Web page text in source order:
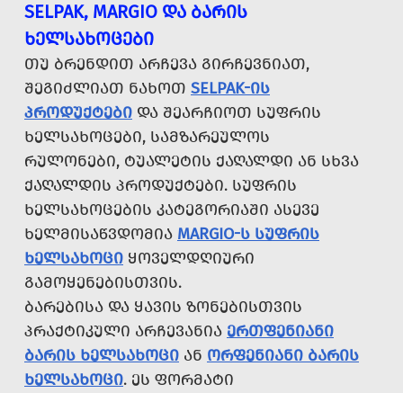
SELPAK, MARGIO ᲓᲐ ᲑᲐᲠᲘᲡ
ᲮᲔᲚᲡᲐᲮᲝᲪᲔᲑᲘ
ᲗᲣ ᲑᲠᲔᲜᲓᲘᲗ ᲐᲠᲩᲔᲕᲐ ᲒᲘᲠᲩᲔᲕᲜᲘᲐᲗ,
ᲨᲔᲒᲘᲫᲚᲘᲐᲗ ᲜᲐᲮᲝᲗ SELPAK-ᲘᲡ
ᲞᲠᲝᲓᲣᲥᲢᲔᲑᲘ ᲓᲐ ᲨᲔᲐᲠᲩᲘᲝᲗ ᲡᲣᲤᲠᲘᲡ
ᲮᲔᲚᲡᲐᲮᲝᲪᲔᲑᲘ, ᲡᲐᲛᲖᲐᲠᲔᲣᲚᲝᲡ
ᲠᲣᲚᲝᲜᲔᲑᲘ, ᲢᲣᲐᲚᲔᲢᲘᲡ ᲥᲐᲦᲐᲚᲓᲘ ᲐᲜ ᲡᲮᲕᲐ
ᲥᲐᲦᲐᲚᲓᲘᲡ ᲞᲠᲝᲓᲣᲥᲢᲔᲑᲘ. ᲡᲣᲤᲠᲘᲡ
ᲮᲔᲚᲡᲐᲮᲝᲪᲔᲑᲘᲡ ᲙᲐᲢᲔᲒᲝᲠᲘᲐᲨᲘ ᲐᲡᲔᲕᲔ
ᲮᲔᲚᲛᲘᲡᲐᲬᲕᲓᲝᲛᲘᲐ MARGIO-Ს ᲡᲣᲤᲠᲘᲡ
ᲮᲔᲚᲡᲐᲮᲝᲪᲘ ᲧᲝᲕᲔᲚᲓᲦᲘᲣᲠᲘ
ᲒᲐᲛᲝᲧᲔᲜᲔᲑᲘᲡᲗᲕᲘᲡ.
ᲑᲐᲠᲔᲑᲘᲡᲐ ᲓᲐ ᲧᲐᲕᲘᲡ ᲖᲝᲜᲔᲑᲘᲡᲗᲕᲘᲡ
ᲞᲠᲐᲥᲢᲘᲙᲣᲚᲘ ᲐᲠᲩᲔᲕᲐᲜᲘᲐ ᲔᲠᲗᲤᲔᲜᲘᲐᲜᲘ
ᲑᲐᲠᲘᲡ ᲮᲔᲚᲡᲐᲮᲝᲪᲘ ᲐᲜ ᲝᲠᲤᲔᲜᲘᲐᲜᲘ ᲑᲐᲠᲘᲡ
ᲮᲔᲚᲡᲐᲮᲝᲪᲘ. ᲔᲡ ᲤᲝᲠᲛᲐᲢᲘ